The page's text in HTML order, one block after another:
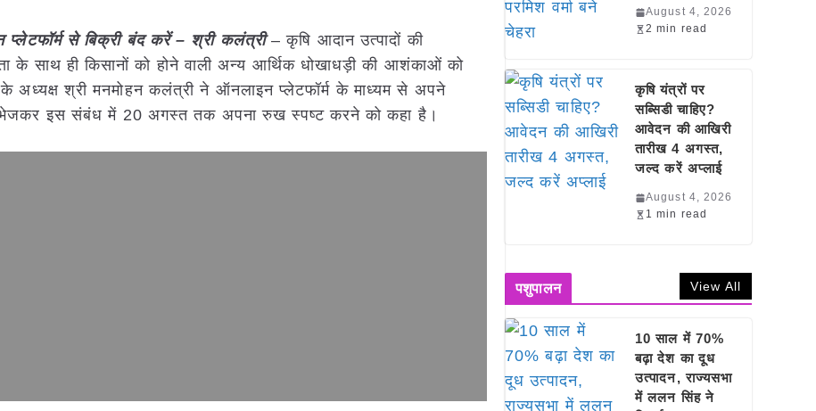
प्लेटफॉर्म से बिक्री बंद करें – श्री कलंत्री– कृषि आदान उत्पादों की
के साथ ही किसानों को होने वाली अन्य आर्थिक धोखाधड़ी की आशंकाओं को
अध्यक्ष श्री मनमोहन कलंत्री ने ऑनलाइन प्लेटफॉर्म के माध्यम से अपने
भेजकर इस संबंध में 20 अगस्त तक अपना रुख स्पष्ट करने को कहा है।
August 4, 2026
2 min read
कृषि यंत्रों पर
सब्सिडी चाहिए?
आवेदन की आखिरी
तारीख 4 अगस्त,
जल्द करें अप्लाई
August 4, 2026
1 min read
पशुपालन View All
10 साल में 70%
बढ़ा देश का दूध
उत्पादन, राज्यसभा
में ललन सिंह ने